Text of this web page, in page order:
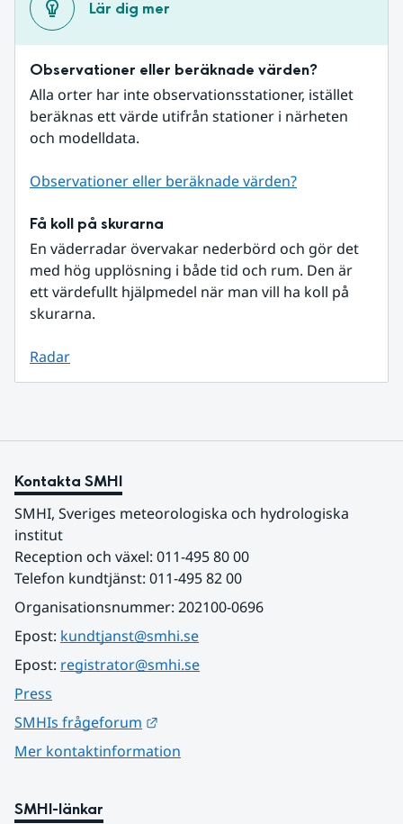
Lär dig mer
Observationer eller beräknade värden?
Alla orter har inte observationsstationer, istället
beräknas ett värde utifrån stationer i närheten
och modelldata.
Observationer eller beräknade värden?
Få koll på skurarna
En väderradar övervakar nederbörd och gör det
med hög upplösning i både tid och rum. Den är
ett värdefullt hjälpmedel när man vill ha koll på
skurarna.
Radar
Kontakta SMHI
SMHI, Sveriges meteorologiska och hydrologiska
institut
Reception och växel: 011-495 80 00
Telefon kundtjänst: 011-495 82 00
Organisationsnummer: 202100-0696
Epost: kundtjanst@smhi.se
Epost: registrator@smhi.se
Press
SMHIs frågeforum
Mer kontaktinformation
SMHI-länkar